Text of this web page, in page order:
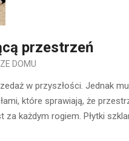
przestrzeń
DOMU
w przyszłości. Jednak
które sprawiają, że
każdym rogiem. Płytki